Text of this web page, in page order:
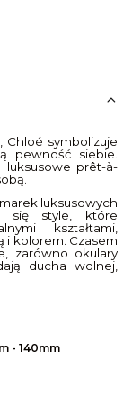
Chloé symbolizuje
pewność siebie.
luksusowe prêt-à-
luksusowych
się style, które
kształtami,
i kolorem. Czasem
zarówno okulary
ducha wolnej,
- 140mm